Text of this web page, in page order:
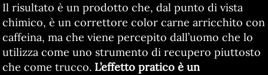
Il risultato è un prodotto che, dal punto di vista
chimico, è un correttore color carne arricchito con
caffeina, ma che viene percepito dall’uomo che lo
utilizza come uno strumento di recupero piuttosto
che come trucco. L’effetto pratico è un